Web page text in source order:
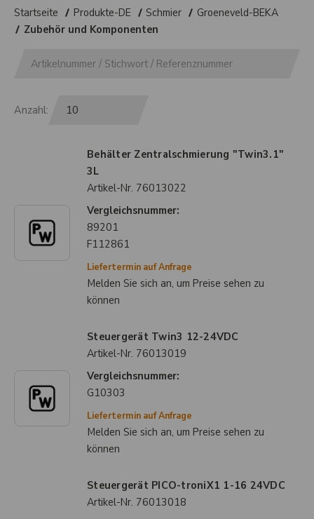
Startseite Produkte-DE Schmier
Groeneveld-BEKA
Zubehör und Komponenten
Anzahl:
Behälter Zentralschmierung "Twin3.1"
3L
Artikel-Nr. 76013022
Vergleichsnummer:
89201
F112861
Liefertermin auf Anfrage
Melden Sie sich an, um Preise sehen zu
können
Steuergerät Twin3 12-24VDC
Artikel-Nr. 76013019
Vergleichsnummer:
G10303
Liefertermin auf Anfrage
Melden Sie sich an, um Preise sehen zu
können
Steuergerät PICO-troniX1 1-16 24VDC
Artikel-Nr. 76013018